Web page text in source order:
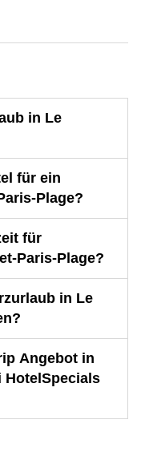
in Le
für ein
Plage?
für
Paris-Plage?
in Le
Angebot in
HotelSpecials